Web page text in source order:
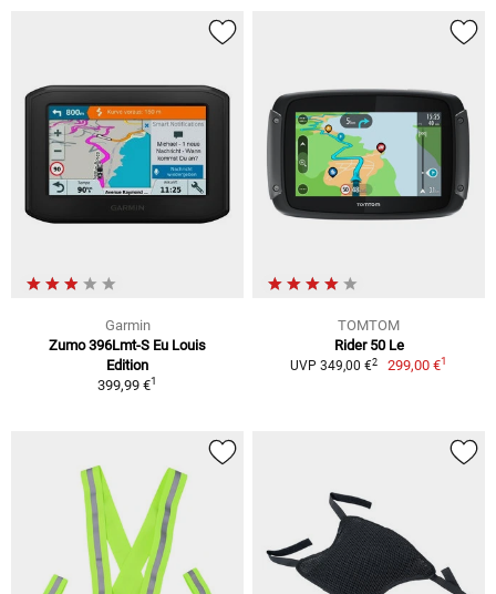
Garmin
Zumo 396Lmt-S Eu Louis
Edition
399,99 €1
TOMTOM
Rider 50 Le
UVP 349,00 €2 299,00 €1